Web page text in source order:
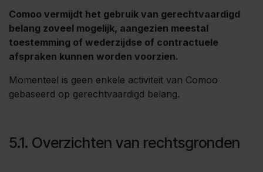
Comoo vermijdt het gebruik van gerechtvaardigd
belang zoveel mogelijk, aangezien meestal
toestemming of wederzijdse of contractuele
afspraken kunnen worden voorzien.
Momenteel is geen enkele activiteit van Comoo
gebaseerd op gerechtvaardigd belang.
5.1. Overzichten van rechtsgronden